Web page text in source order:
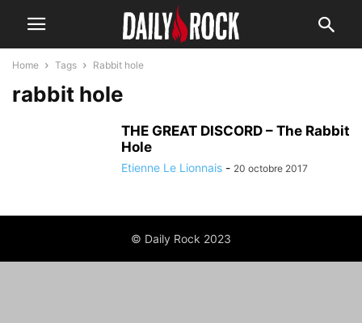
Home Tags Rabbit hole
rabbit hole
THE GREAT DISCORD – The Rabbit
Hole
Etienne Le Lionnais - 20 octobre 2017
© Daily Rock 2023